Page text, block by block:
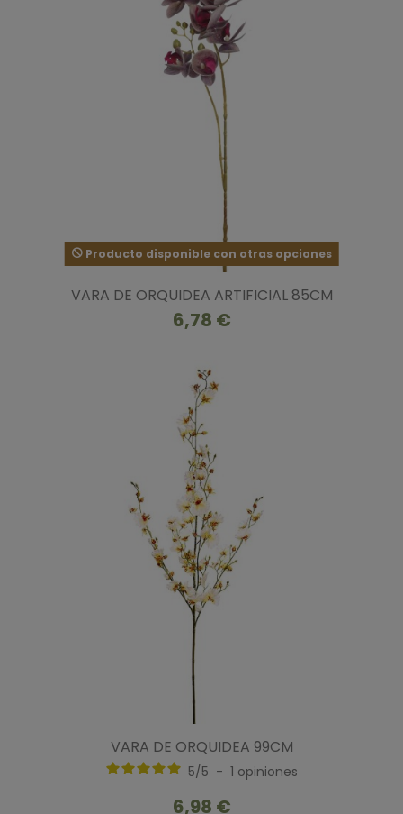
Producto disponible con otras opciones
VARA DE ORQUIDEA ARTIFICIAL 85CM
6,78 €
VARA DE ORQUIDEA 99CM
5/5 - 1 opiniones
6,98 €